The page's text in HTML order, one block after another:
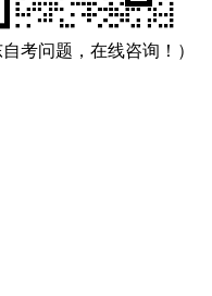
自考问题，在线咨询！）